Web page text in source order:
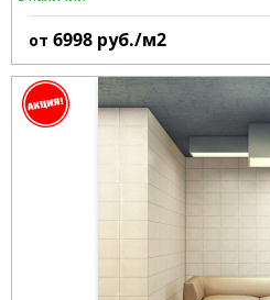
от 6998 руб./м2